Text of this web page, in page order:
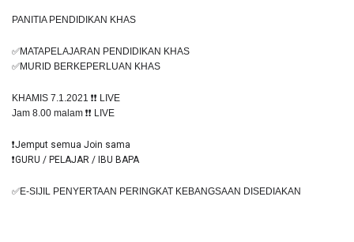
PANITIA PENDIDIKAN KHAS
✅MATAPELAJARAN PENDIDIKAN KHAS
✅MURID BERKEPERLUAN KHAS
KHAMIS 7.1.2021 ❗️❗️ LIVE
Jam 8.00 malam ❗️❗️ LIVE
❗️Jemput semua Join sama
❗️GURU / PELAJAR / IBU BAPA
✅E-SIJIL PENYERTAAN PERINGKAT KEBANGSAAN DISEDIAKAN